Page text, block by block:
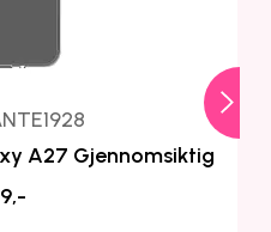
A27 Gjennomsiktig